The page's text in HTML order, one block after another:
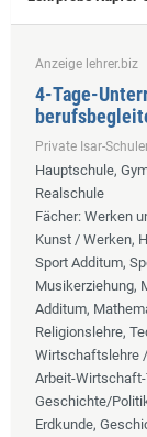
Anzeige lehrer.biz
4-Tage-
Private Isar-
Hauptschule,
Realschule
Fächer: Werken
Kunst / Werken,
Sport Additum,
Musikerziehung,
Additum,
Religionslehre,
Wirtschaftslehre
Arbeit-
Geschichte/
Erdkunde,